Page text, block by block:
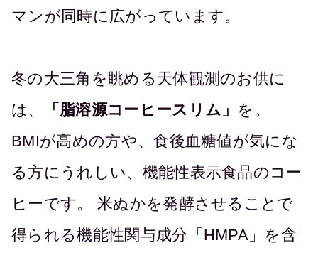
マンが同時に広がっています。
冬の大三角を眺める天体観測のお供に
は、
「脂溶源コーヒースリム」 を。
BMIが高めの方や、食後血糖値が気にな
る方にうれしい、機能性表示食品のコー
ヒーです。 米ぬかを発酵させることで
得られる機能性関与成分「HMPA」を含